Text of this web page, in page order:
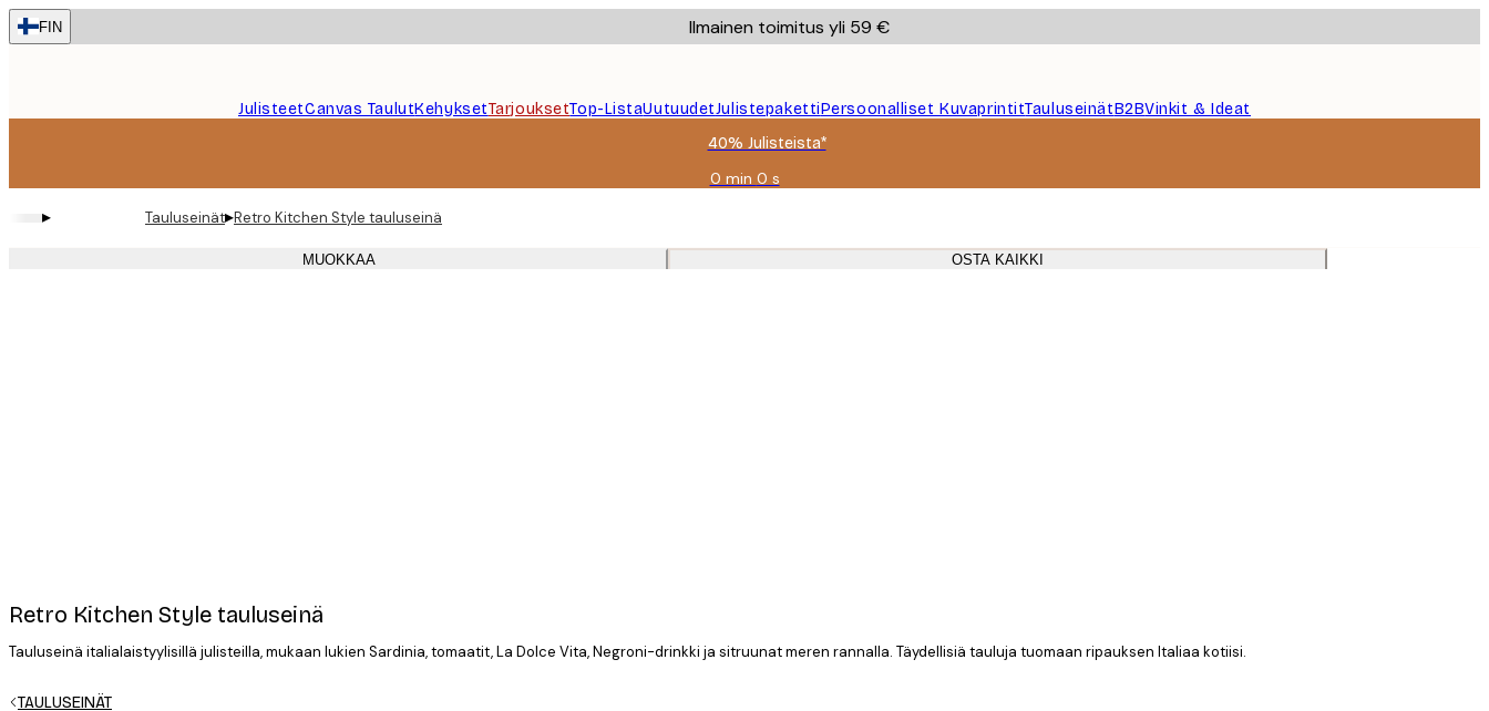
Skip
to
FIN Ilmainen toimitus yli 59 €
JulisteetCanvas TaulutKehyksetTarjouksetTop-ListaUutuudetJulistepakettiPersoonalliset KuvaprintitTauluseinätB2BVinkit & Ideat
40% Julisteista*
0 min 0 s
Voimassa
08-
▸ Tauluseinät▸Retro Kitchen Style tauluseinä
MUOKKAA OSTA KAIKKI
Retro Kitchen Style tauluseinä
Tauluseinä italialaistyylisillä julisteilla, mukaan lukien Sardinia, tomaatit, La Dolce Vita, Negroni-drinkki ja sitruunat meren rannalla. Täydellisiä tauluja tuomaan ripauksen Italiaa kotiisi.
TAULUSEINÄT